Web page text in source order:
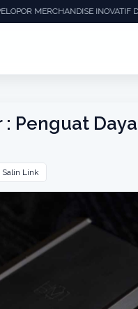
MERCHANDISE INOVATIF
Penguat
Salin Link